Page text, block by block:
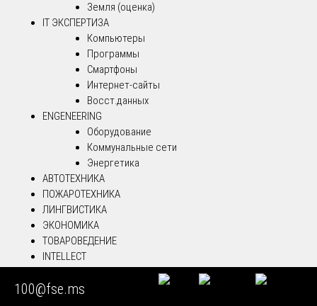
Земля (оценка)
IT ЭКСПЕРТИЗА
Компьютеры
Программы
Смартфоны
Интернет-сайты
Восст.данных
ENGENEERING
Оборудование
Коммунальные сети
Энергетика
АВТОТЕХНИКА
ПОЖАРОТЕХНИКА
ЛИНГВИСТИКА
ЭКОНОМИКА
ТОВАРОВЕДЕНИЕ
INTELLECT
LIBRARY
100@fse.ms